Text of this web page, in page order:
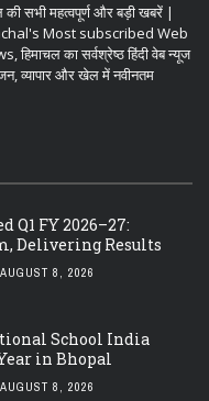
सभी महत्वपूर्ण और बड़ी खबरें |
Most subscribed Web
का सर्वश्रेष्ठ हिंदी वेब न्यूज
व्यापार और खेल में नवीनतम
FY 2026–27:
Delivering Results
AUGUST 8, 2026
School India
in Bhopal
AUGUST 8, 2026